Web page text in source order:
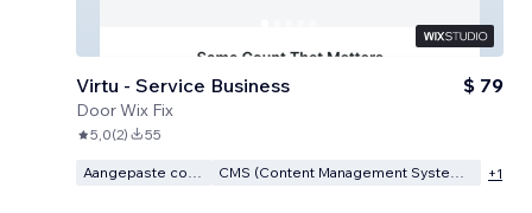
Virtu - Service Business
DoorWix Fix
$ 79
5,0(2) 55
Aangepaste code CMS (Content Management Systeem) +1